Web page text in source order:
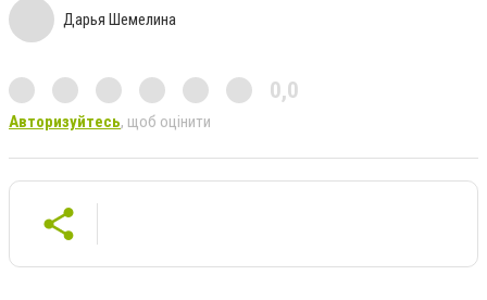
Дарья Шемелина
0,0
Авторизуйтесь, щоб оцінити